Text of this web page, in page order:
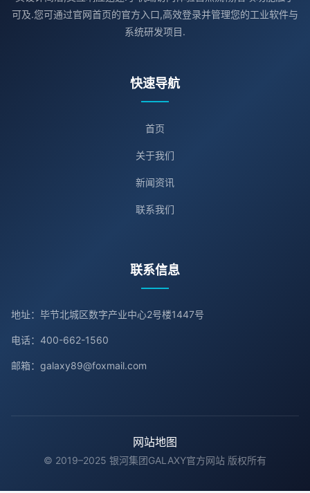
可及.您可通过官网首页的官方入口,高效登录并管理您的工业软件与
系统研发项目.
快速导航
首页
关于我们
新闻资讯
联系我们
联系信息
地址：毕节北城区数字产业中心2号楼1447号
电话：400-662-1560
邮箱：galaxy89@foxmail.com
网站地图
© 2019–2025 银河集团GALAXY官方网站 版权所有